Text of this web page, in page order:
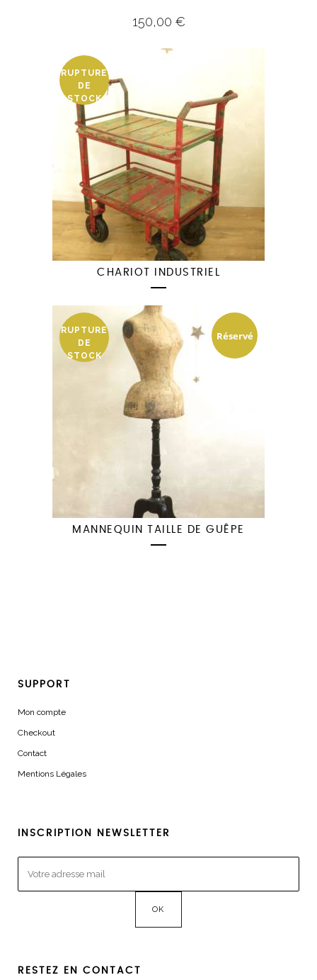
150,00 €
RUPTURE
DE
STOCK
CHARIOT INDUSTRIEL
Réservé
RUPTURE
DE
STOCK
MANNEQUIN TAILLE DE GUÊPE
SUPPORT
Mon compte
Checkout
Contact
Mentions Légales
INSCRIPTION NEWSLETTER
RESTEZ EN CONTACT